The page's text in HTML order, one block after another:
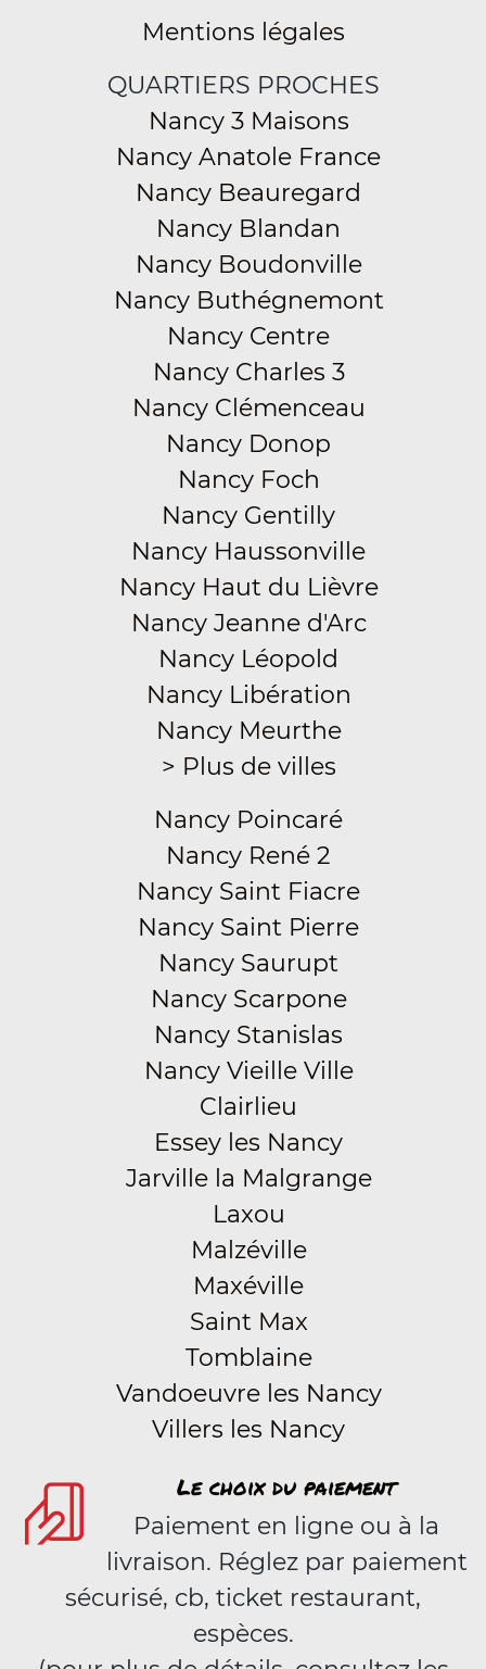
Mentions légales
QUARTIERS PROCHES
Nancy 3 Maisons
Nancy Anatole France
Nancy Beauregard
Nancy Blandan
Nancy Boudonville
Nancy Buthégnemont
Nancy Centre
Nancy Charles 3
Nancy Clémenceau
Nancy Donop
Nancy Foch
Nancy Gentilly
Nancy Haussonville
Nancy Haut du Lièvre
Nancy Jeanne d'Arc
Nancy Léopold
Nancy Libération
Nancy Meurthe
> Plus de villes
Nancy Poincaré
Nancy René 2
Nancy Saint Fiacre
Nancy Saint Pierre
Nancy Saurupt
Nancy Scarpone
Nancy Stanislas
Nancy Vieille Ville
Clairlieu
Essey les Nancy
Jarville la Malgrange
Laxou
Malzéville
Maxéville
Saint Max
Tomblaine
Vandoeuvre les Nancy
Villers les Nancy
Le choix du paiement
Paiement en ligne ou à la
livraison. Réglez par paiement
sécurisé, cb, ticket restaurant,
espèces.